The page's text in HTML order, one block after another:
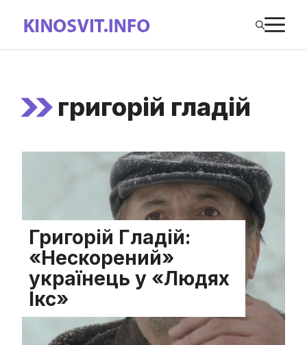
вмісту
григорій гладій
Григорій Гладій:
«Нескорений»
українець у «Людях
Ікс»